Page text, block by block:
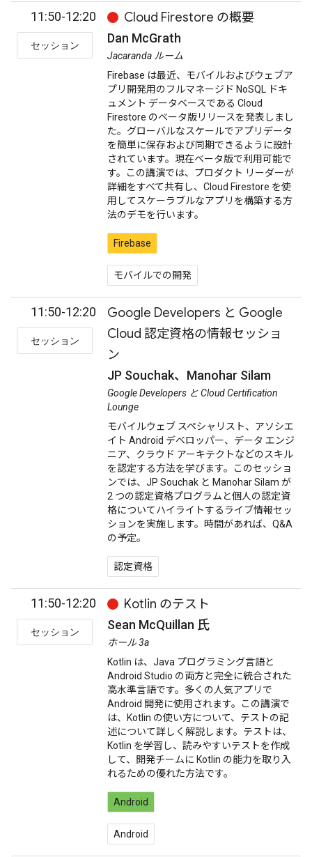
11:50-12:20
セッション
Cloud Firestore の概要
Dan McGrath
Jacaranda ルーム
Firebase は最近、モバイルおよびウェブア
プリ開発用のフルマネージド NoSQL ドキ
ュメント データベースである Cloud
Firestore のベータ版リリースを発表しまし
た。グローバルなスケールでアプリデータ
を簡単に保存および同期できるように設計
されています。現在ベータ版で利用可能で
す。この講演では、プロダクト リーダーが
詳細をすべて共有し、Cloud Firestore を使
用してスケーラブルなアプリを構築する方
法のデモを行います。
Firebase
モバイルでの開発
11:50-12:20
セッション
Google Developers と Google
Cloud 認定資格の情報セッショ
ン
JP Souchak、Manohar Silam
Google Developers と Cloud Certification
Lounge
モバイルウェブ スペシャリスト、アソシエ
イト Android デベロッパー、データ エンジ
ニア、クラウド アーキテクトなどのスキル
を認定する方法を学びます。このセッショ
ンでは、JP Souchak と Manohar Silam が
2 つの認定資格プログラムと個人の認定資
格についてハイライトするライブ情報セッ
ションを実施します。時間があれば、Q&A
の予定。
認定資格
11:50-12:20
セッション
Kotlin のテスト
Sean McQuillan 氏
ホール 3a
Kotlin は、Java プログラミング言語と
Android Studio の両方と完全に統合された
高水準言語です。多くの人気アプリで
Android 開発に使用されます。この講演で
は、Kotlin の使い方について、テストの記
述について詳しく解説します。テストは、
Kotlin を学習し、読みやすいテストを作成
して、開発チームに Kotlin の能力を取り入
れるための優れた方法です。
Android
Android